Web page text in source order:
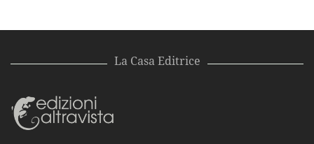
La Casa Editrice